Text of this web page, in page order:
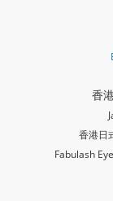
香
香港日
Fabulash